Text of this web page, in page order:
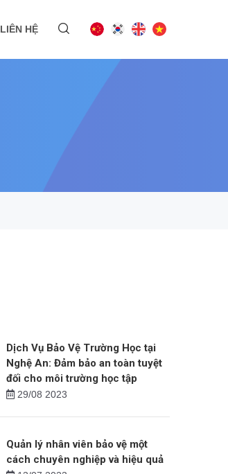
LIÊN HỆ
Dịch Vụ Bảo Vệ Trường Học tại
Nghệ An: Đảm bảo an toàn tuyệt
đối cho môi trường học tập
29/08 2023
Quản lý nhân viên bảo vệ một
cách chuyên nghiệp và hiệu quả